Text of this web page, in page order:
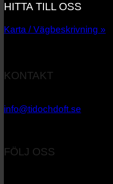
HITTA TILL OSS
Karta / Vägbeskrivning »
KONTAKT
info@tidochdoft.se
FÖLJ OSS